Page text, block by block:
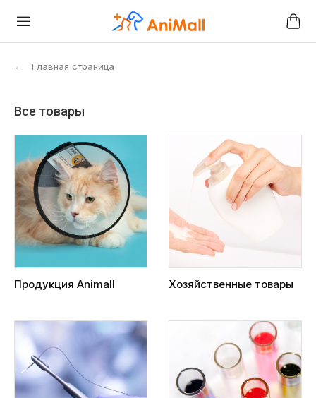
← Главная страница
Все товары
Продукция Animall Хозяйственные товары